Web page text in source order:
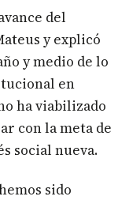
del
y explicó
y medio de lo
en
ha viabilizado
con la meta de
social nueva.
sido